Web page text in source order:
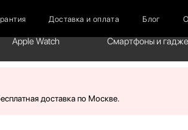
Доставка и оплата Блог
Apple Watch Смартфоны и
доставка по Москве.